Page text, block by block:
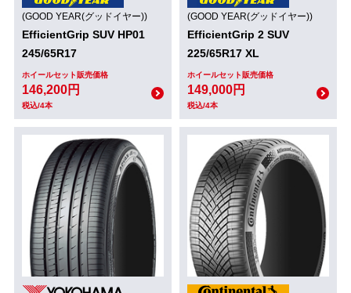
(GOOD YEAR(グッドイヤー))
EfficientGrip SUV HP01
245/65R17
ホイールセット販売価格
146,200円
税込/4本
(GOOD YEAR(グッドイヤー))
EfficientGrip 2 SUV
225/65R17 XL
ホイールセット販売価格
149,000円
税込/4本